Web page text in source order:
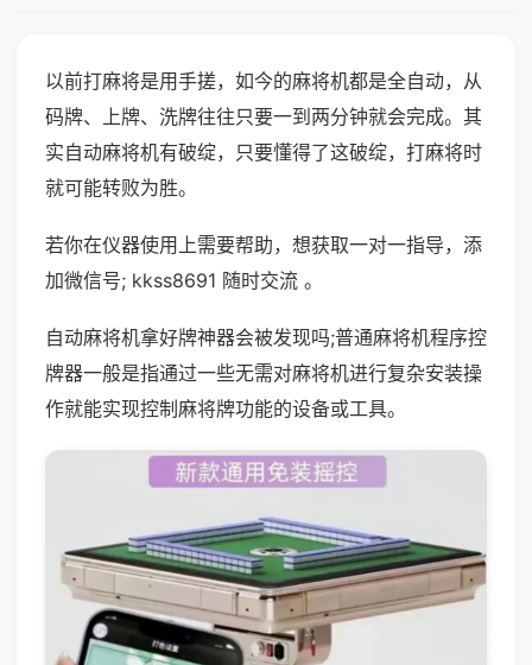
以前打麻将是用手搓，如今的麻将机都是全自动，从
码牌、上牌、洗牌往往只要一到两分钟就会完成。其
实自动麻将机有破绽，只要懂得了这破绽，打麻将时
就可能转败为胜。
若你在仪器使用上需要帮助，想获取一对一指导，添
加微信号; kkss8691 随时交流 。
自动麻将机拿好牌神器会被发现吗;普通麻将机程序控
牌器一般是指通过一些无需对麻将机进行复杂安装操
作就能实现控制麻将牌功能的设备或工具。